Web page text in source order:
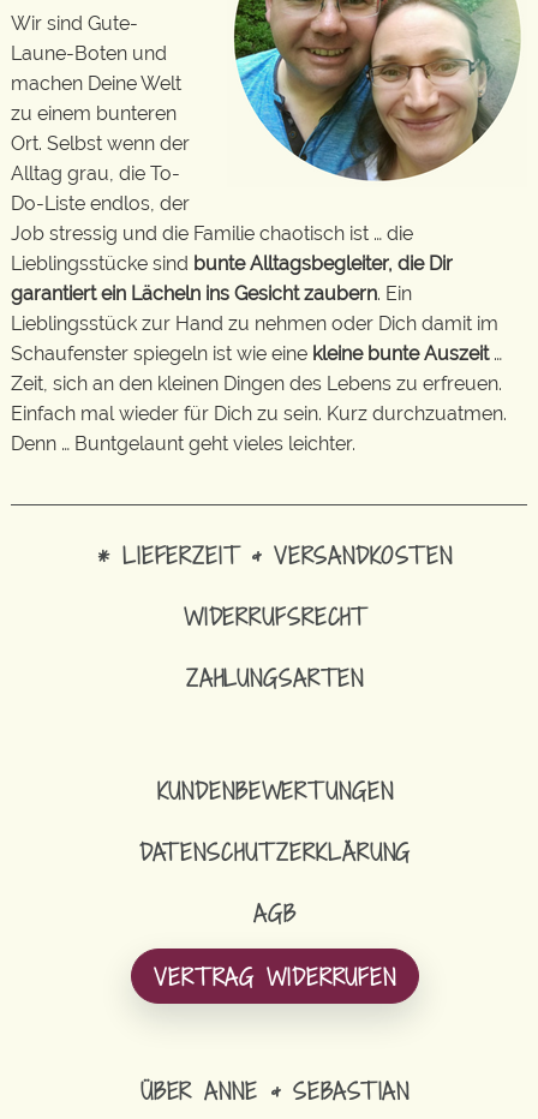
Wir sind Gute-
Laune-Boten und
machen Deine Welt
zu einem bunteren
Ort. Selbst wenn der
Alltag grau, die To-
Do-Liste endlos, der
Job stressig und die Familie chaotisch ist … die
Lieblingsstücke sind bunte Alltagsbegleiter, die Dir
garantiert ein Lächeln ins Gesicht zaubern. Ein
Lieblingsstück zur Hand zu nehmen oder Dich damit im
Schaufenster spiegeln ist wie eine kleine bunte Auszeit…
Zeit, sich an den kleinen Dingen des Lebens zu erfreuen.
Einfach mal wieder für Dich zu sein. Kurz durchzuatmen.
Denn … Buntgelaunt geht vieles leichter.
* LIEFERZEIT & VERSANDKOSTEN
WIDERRUFSRECHT
ZAHLUNGSARTEN
KUNDENBEWERTUNGEN
DATENSCHUTZERKLÄRUNG
AGB
VERTRAG WIDERRUFEN
ÜBER ANNE & SEBASTIAN